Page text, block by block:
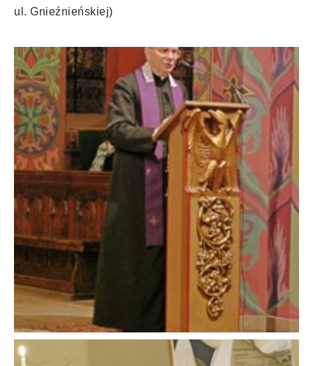
ul. Gnieźnieńskiej)